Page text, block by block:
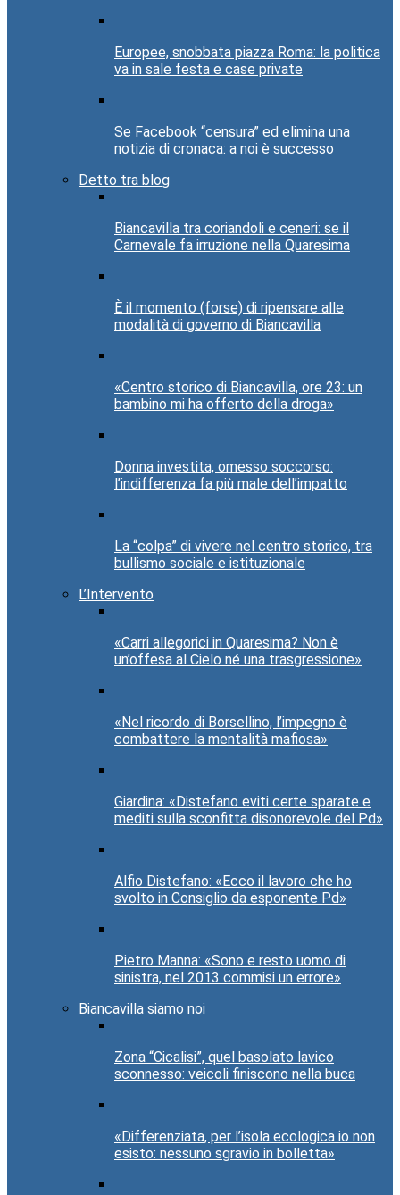
Europee, snobbata piazza Roma: la politica
va in sale festa e case private
Se Facebook “censura” ed elimina una
notizia di cronaca: a noi è successo
Detto tra blog
Biancavilla tra coriandoli e ceneri: se il
Carnevale fa irruzione nella Quaresima
È il momento (forse) di ripensare alle
modalità di governo di Biancavilla
«Centro storico di Biancavilla, ore 23: un
bambino mi ha offerto della droga»
Donna investita, omesso soccorso:
l’indifferenza fa più male dell’impatto
La “colpa” di vivere nel centro storico, tra
bullismo sociale e istituzionale
L’Intervento
«Carri allegorici in Quaresima? Non è
un’offesa al Cielo né una trasgressione»
«Nel ricordo di Borsellino, l’impegno è
combattere la mentalità mafiosa»
Giardina: «Distefano eviti certe sparate e
mediti sulla sconfitta disonorevole del Pd»
Alfio Distefano: «Ecco il lavoro che ho
svolto in Consiglio da esponente Pd»
Pietro Manna: «Sono e resto uomo di
sinistra, nel 2013 commisi un errore»
Biancavilla siamo noi
Zona “Cicalisi”, quel basolato lavico
sconnesso: veicoli finiscono nella buca
«Differenziata, per l’isola ecologica io non
esisto: nessuno sgravio in bolletta»